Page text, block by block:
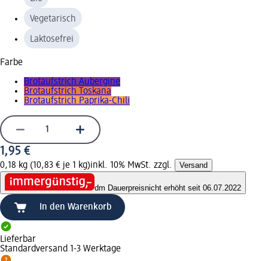
Vegetarisch
Laktosefrei
Farbe
Brotaufstrich Aubergine
Brotaufstrich Toskana
Brotaufstrich Paprika-Chili
1,95 €
0,18 kg (10,83 € je 1 kg)inkl. 10% MwSt. zzgl. Versand
dm Dauerpreisnicht erhöht seit 06.07.2022
In den Warenkorb
Lieferbar
Standardversand 1-3 Werktage